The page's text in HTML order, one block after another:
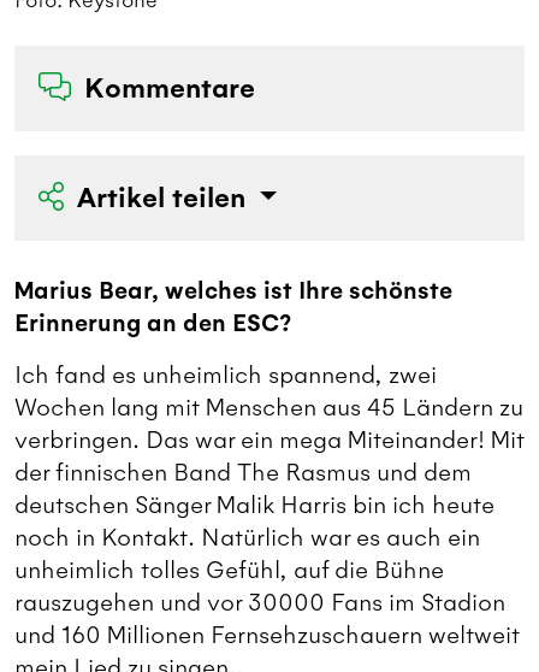
Kommentare
Artikel teilen
Marius Bear, welches ist Ihre schönste
Erinnerung an den ESC?
Ich fand es unheimlich spannend, zwei
Wochen lang mit Menschen aus 45 Ländern zu
verbringen. Das war ein mega Miteinander! Mit
der finnischen Band The Rasmus und dem
deutschen Sänger Malik Harris bin ich heute
noch in Kontakt. Natürlich war es auch ein
unheimlich tolles Gefühl, auf die Bühne
rauszugehen und vor 30000 Fans im Stadion
und 160 Millionen Fernsehzuschauern weltweit